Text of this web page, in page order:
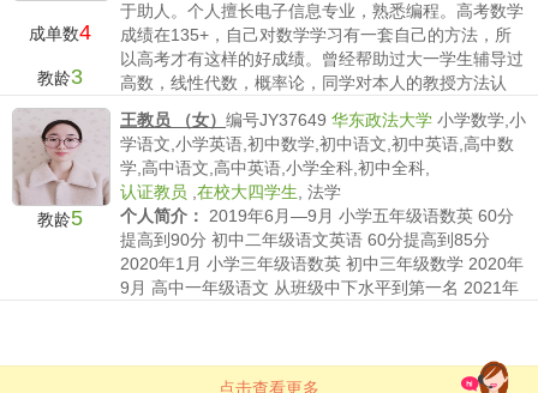
成单数4
教龄3
于助人。个人擅长电子信息专业，熟悉编程。高考数学
成绩在135+，自己对数学学习有一套自己的方法，所
以高考才有这样的好成绩。曾经帮助过大一学生辅导过
高数，线性代数，概率论，同学对本人的教授方法认
薪水要求：不低于150/时
教龄5
王教员 （女） 编号JY37649 华东政法大学 小学数学,小
学语文,小学英语,初中数学,初中语文,初中英语,高中数
学,高中语文,高中英语,小学全科,初中全科,
认证教员 在校大四学生 法学
个人简介：
2019年6月—9月 小学五年级语数英 60分
提高到90分 初中二年级语文英语 60分提高到85分
2020年1月 小学三年级语数英 初中三年级数学 2020年
9月 高中一年级语文 从班级中下水平到第一名 2021年
点击查看更多